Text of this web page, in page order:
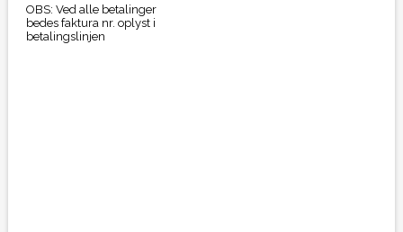
OBS: Ved alle betalinger
bedes faktura nr. oplyst i
betalingslinjen